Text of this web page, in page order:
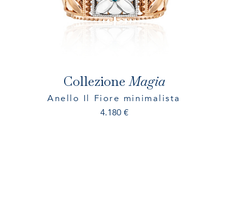
CollezioneMagia
Anello Il Fiore minimalista
4.180 €